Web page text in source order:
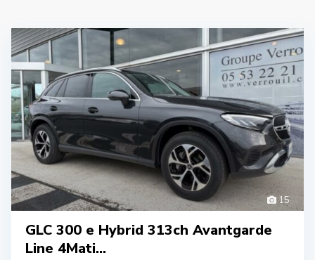
15
GLC 300 e Hybrid 313ch Avantgarde
Line 4Mati...